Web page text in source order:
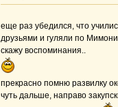
еще раз убедился, что
друзьями и гуляли по
скажу воспоминания..
прекрасно помню развилку
чуть дальше, направо